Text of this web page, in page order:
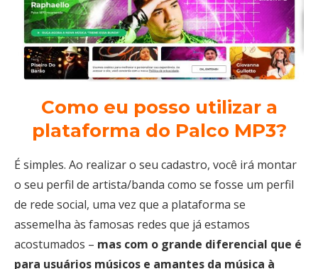
Como eu posso utilizar a
plataforma do Palco MP3?
É simples. Ao realizar o seu cadastro, você irá montar
o seu perfil de artista/banda como se fosse um perfil
de rede social, uma vez que a plataforma se
assemelha às famosas redes que já estamos
acostumados – mas com o grande diferencial que é
para usuários músicos e amantes da música à